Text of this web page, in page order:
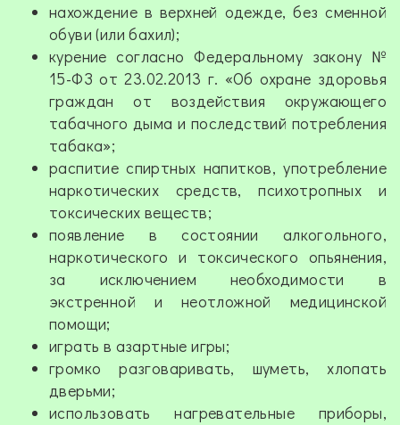
нахождение в верхней одежде, без сменной
обуви (или бахил);
курение согласно Федеральному закону №
15-ФЗ от 23.02.2013 г. «Об охране здоровья
граждан от воздействия окружающего
табачного дыма и последствий потребления
табака»;
распитие спиртных напитков, употребление
наркотических средств, психотропных и
токсических веществ;
появление в состоянии алкогольного,
наркотического и токсического опьянения,
за исключением необходимости в
экстренной и неотложной медицинской
помощи;
играть в азартные игры;
громко разговаривать, шуметь, хлопать
дверьми;
использовать нагревательные приборы,